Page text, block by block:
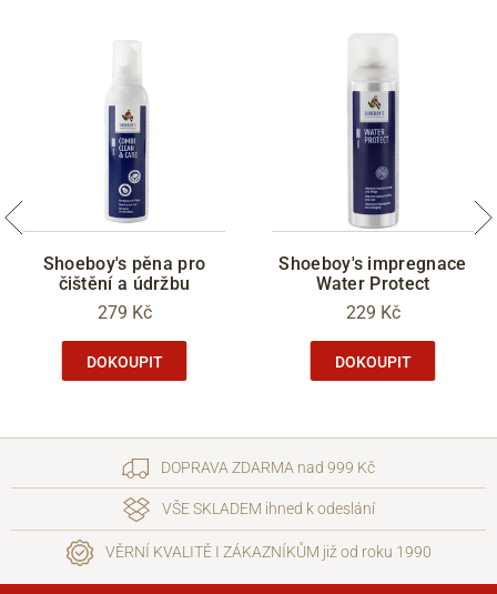
Shoeboy's pěna pro
čištění a údržbu
279 Kč
DOKOUPIT
Shoeboy's impregnace
Water Protect
229 Kč
DOKOUPIT
DOPRAVA ZDARMA nad 999 Kč
VŠE SKLADEM ihned k odeslání
VĚRNÍ KVALITĚ I ZÁKAZNÍKŮM již od roku 1990